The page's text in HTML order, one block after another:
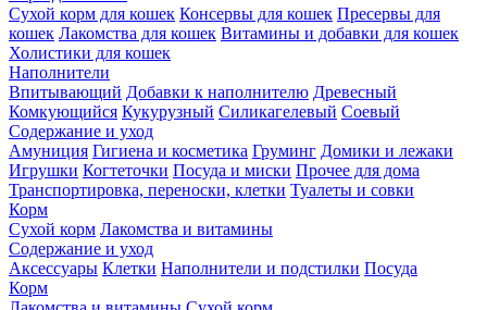
Сухой корм для кошек Консервы для кошек Пресервы для
кошек Лакомства для кошек Витамины и добавки для кошек
Холистики для кошек
Наполнители
Впитывающий Добавки к наполнителю Древесный
Комкующийся Кукурузный Силикагелевый Соевый
Содержание и уход
Амуниция Гигиена и косметика Груминг Домики и лежаки
Игрушки Когтеточки Посуда и миски Прочее для дома
Транспортировка, переноски, клетки Туалеты и совки
Корм
Сухой корм Лакомства и витамины
Содержание и уход
Аксессуары Клетки Наполнители и подстилки Посуда
Корм